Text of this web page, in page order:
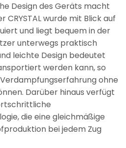
Design des Geräts macht
wurde mit Blick auf
und liegt bequem in der
unterwegs praktisch
leichte Design bedeutet
werden kann, so
ohne
Darüber hinaus verfügt
die eine gleichmäßige
bei jedem Zug